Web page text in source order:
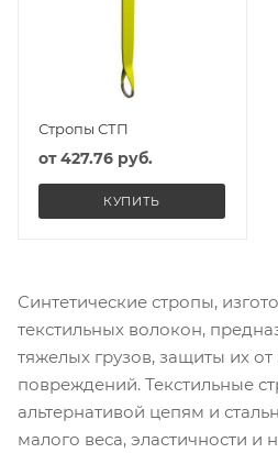
Стропы СТП
от427.76 руб.
КУПИТЬ
Синтетические стропы,
текстильных волокон,
тяжелых грузов, защиты их
повреждений. Текстильные
альтернативой цепям и
малого веса, эластичности и